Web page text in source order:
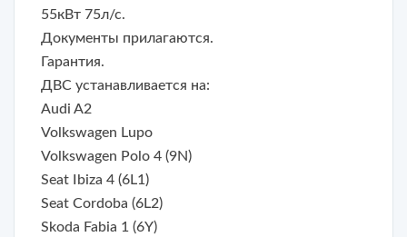
55кВт 75л/с.
Документы прилагаются.
Гарантия.
ДВС устанавливается на:
Audi A2
Volkswagen Lupo
Volkswagen Polo 4 (9N)
Seat Ibiza 4 (6L1)
Seat Cordoba (6L2)
Skoda Fabia 1 (6Y)